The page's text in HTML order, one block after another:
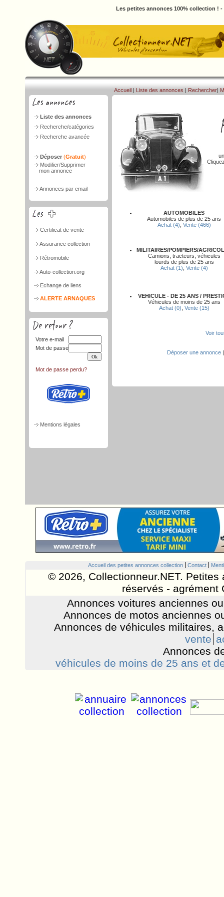
Les petites annonces 100% collection !
Liste des annonces
Recherche/catégories
Recherche avancée
Déposer (Gratuit)
Modifier/Supprimer
mon annonce
Annonces par email
Certificat de vente
Assurance collection
Rétromobile
Auto-collection.org
Echange de liens
ALERTE ARNAQUES
Votre e-mail
Mot de passe
Mot de passe perdu?
Mentions légales
Accueil | Liste des annonces | Rechercher|
AUTOMOBILES
Automobiles de plus de 25 ans
Achat (4) Vente (466)
MILITAIRES/POMPIERS/
Camions, tracteurs, véhicules
lourds de plus de 25 ans
Achat (1) Vente (4)
VEHICULE - DE 25 ANS /
Véhicules de moins de 25 ans
Achat (0) Vente (15)
Voir
Déposer une annonce
Accueil des petites annonces collection Contact
© 2026, Collectionneur.NET.
réservés - agrément
Annonces voitures anciennes
Annonces de motos anciennes
Annonces de véhicules militaires,
vente
Annonces
véhicules de moins de 25 ans et